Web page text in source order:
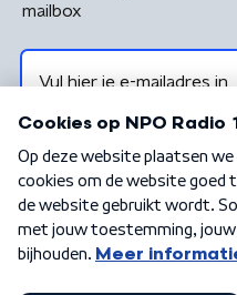
mailbox
Algemene voorwaarden